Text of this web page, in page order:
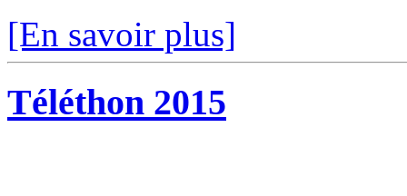
[En savoir plus]
Téléthon 2015